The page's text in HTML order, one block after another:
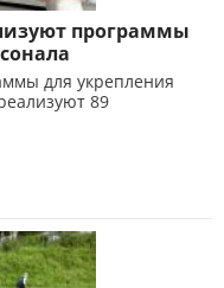
программы
для укрепления
89